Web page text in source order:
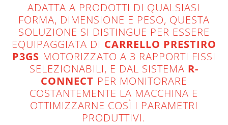
ADATTA A PRODOTTI DI QUALSIASI
FORMA, DIMENSIONE E PESO, QUESTA
SOLUZIONE SI DISTINGUE PER ESSERE
EQUIPAGGIATA DI CARRELLO PRESTIRO
P3GS MOTORIZZATO A 3 RAPPORTI FISSI
SELEZIONABILI, E DAL SISTEMA R-
CONNECT PER MONITORARE
COSTANTEMENTE LA MACCHINA E
OTTIMIZZARNE COSÌ I PARAMETRI
PRODUTTIVI.